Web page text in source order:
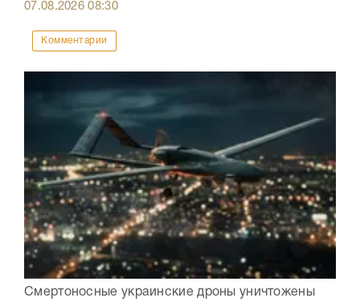
07.08.202608:30
Комментарии
Смертоносные украинские дроны уничтожены